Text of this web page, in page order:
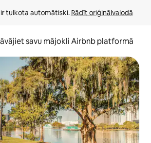
tulkota automātiski. Rādīt oriģinālvalodā
savu mājokli Airbnb platformā